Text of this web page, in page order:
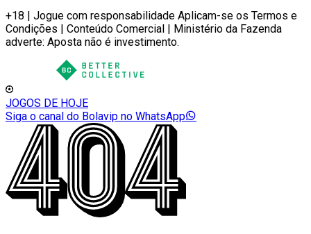
+18 | Jogue com responsabilidade Aplicam-se os Termos e
Condições | Conteúdo Comercial | Ministério da Fazenda
adverte: Aposta não é investimento.
JOGOS DE HOJE
Siga o canal do Bolavip no WhatsApp